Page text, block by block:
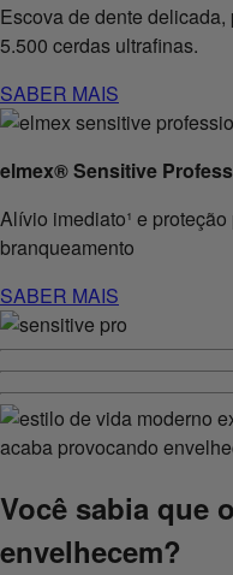
Escova de dente
5.500 cerdas ultrafinas.
SABER MAIS
elmex® Sensitive
Alívio imediato¹ e
branqueamento
SABER MAIS
Você sabia que
envelhecem?